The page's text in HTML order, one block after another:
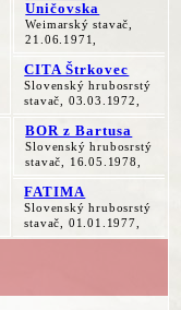
Uničovska
Weimarský stavač,
21.06.1971,
CITA Štrkovec
Slovenský hrubosrstý
stavač, 03.03.1972,
BOR z Bartusa
Slovenský hrubosrstý
stavač, 16.05.1978,
FATIMA
Slovenský hrubosrstý
stavač, 01.01.1977,